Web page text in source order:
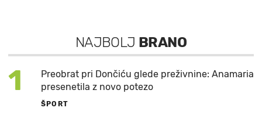
NAJBOLJ BRANO
1
Preobrat pri Dončiću glede preživnine: Anamaria
presenetila z novo potezo
ŠPORT